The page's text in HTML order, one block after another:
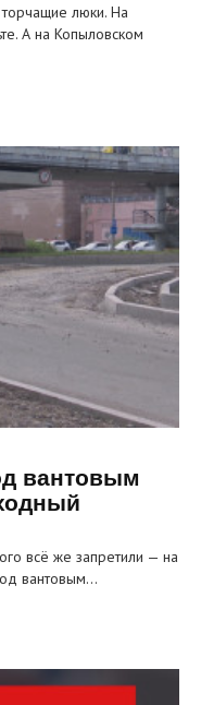
люки. На
А на Копыловском
вантовым
всё же запретили — на
вантовым…